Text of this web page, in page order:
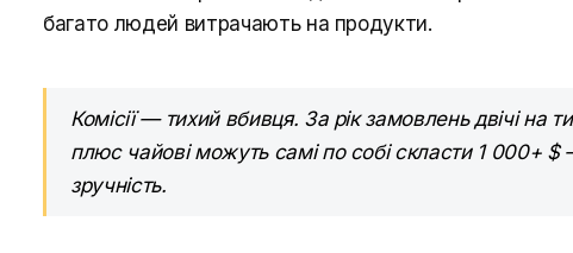
багато людей витрачають на продукти.
Комісії — тихий вбивця. За рік замовлень двічі на
плюс чайові можуть самі по собі скласти 1 000+
зручність.